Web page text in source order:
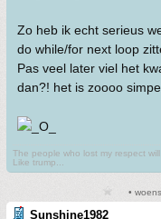
Zo heb ik echt serieus
do while/for next loop
Pas veel later viel het
dan?! het is zoooo
The people who lost my respect
Like trump...
•
Sunshine1982